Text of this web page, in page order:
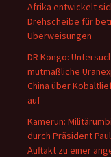
Afrika entwickelt
Drehscheibe für
Überweisungen
DR Kongo:
mutmaßliche
China über
auf
Kamerun:
durch Präsident
Auftakt zu einer